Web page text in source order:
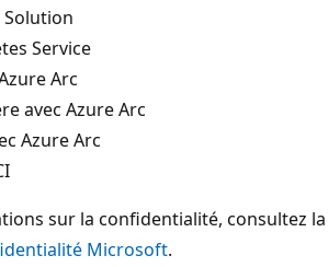
Service
Arc
avec Azure Arc
Azure Arc
sur la confidentialité, consultez la
Microsoft.